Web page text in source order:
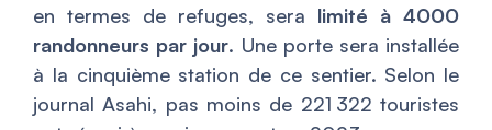
en termes de refuges, sera limité à 4000
randonneurs par jour. Une porte sera installée
à la cinquième station de ce sentier. Selon le
journal Asahi, pas moins de 221 322 touristes